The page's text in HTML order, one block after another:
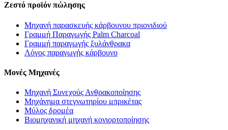
Ζεστό προϊόν πώλησης
Μηχανή παρασκευής κάρβουνου πριονιδιού
Γραμμή Παραγωγής Palm Charcoal
Γραμμή παραγωγής ξυλάνθρακα
Λόγος παραγωγής κάρβουνο
Μονές Μηχανές
Μηχανή Συνεχούς Ανθρακοποίησης
Μηχάνημα στεγνωτηρίου μπρικέτας
Μύλος δρομέα
Βιομηχανική μηχανή κονιορτοποίησης